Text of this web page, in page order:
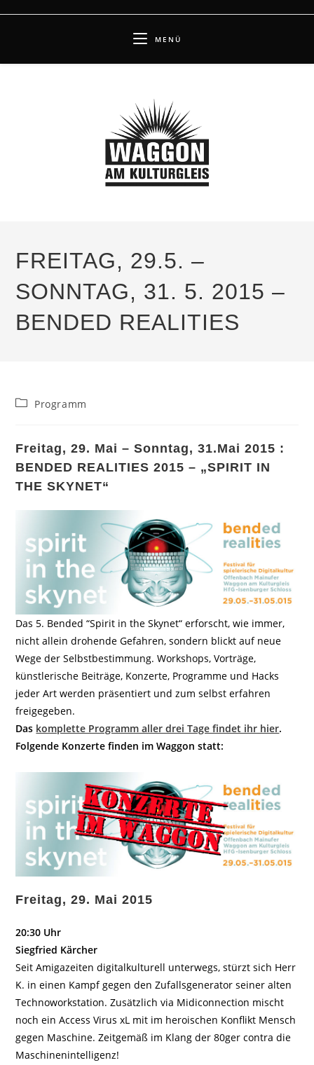
MENÜ
FREITAG, 29.5. –
SONNTAG, 31. 5. 2015 –
BENDED REALITIES
Beitrags-
Programm
Freitag, 29. Mai – Sonntag, 31.Mai 2015 :
BENDED REALITIES 2015 – „SPIRIT IN
THE SKYNET“
Das 5. Bended “Spirit in the Skynet“ erforscht, wie immer,
nicht allein drohende Gefahren, sondern blickt auf neue
Wege der Selbstbestimmung. Workshops, Vorträge,
künstlerische Beiträge, Konzerte, Programme und Hacks
jeder Art werden präsentiert und zum selbst erfahren
freigegeben.
Das komplette Programm aller drei Tage findet ihr hier.
Folgende Konzerte finden im Waggon statt:
Freitag, 29. Mai 2015
20:30 Uhr
Siegfried Kärcher
Seit Amigazeiten digitalkulturell unterwegs, stürzt sich Herr
K. in einen Kampf gegen den Zufallsgenerator seiner alten
Technoworkstation. Zusätzlich via Midiconnection mischt
noch ein Access Virus xL mit im heroischen Konflikt Mensch
gegen Maschine. Zeitgemäß im Klang der 80ger contra die
Maschinenintelligenz!